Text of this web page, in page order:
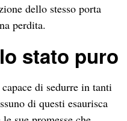
dello stesso porta
perdita.
stato puro
di sedurre in tanti
di questi esaurisca